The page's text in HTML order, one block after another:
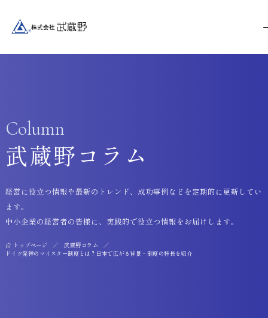
Column
武蔵野コラム
トップページ
武蔵野コラム
ドイツ発祥のマイスター制度とは？日本で広がる背景・制度の特長を紹介
経営に役立つ情報や最新のトレンド、成功事例などを定期的に更新してい
ます。
中小企業の経営者の皆様に、実践的で役立つ情報をお届けします。